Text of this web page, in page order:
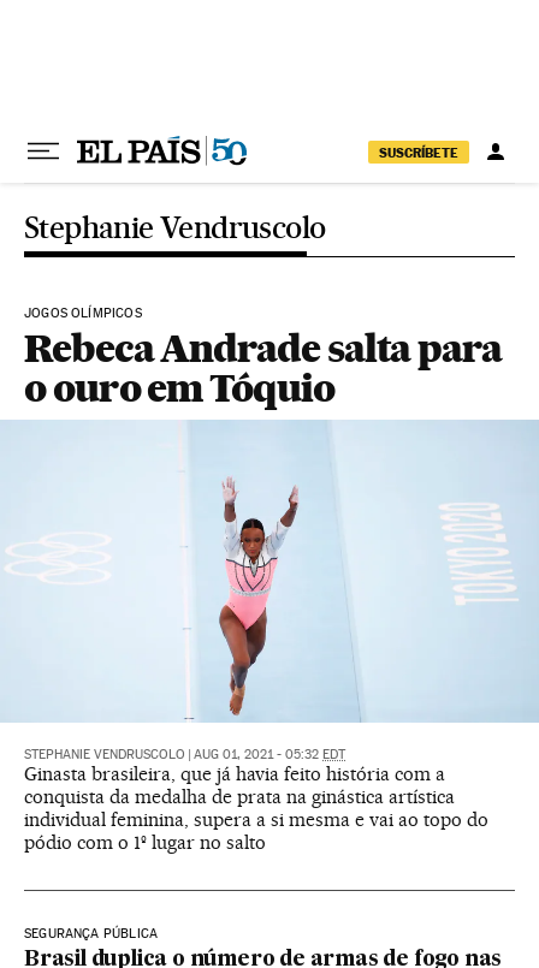
SUSCRÍBETE
Stephanie Vendruscolo
JOGOS OLÍMPICOS
Rebeca Andrade salta para
o ouro em Tóquio
STEPHANIE VENDRUSCOLO AUG 01, 2021 - 05:32 EDT
Ginasta brasileira, que já havia feito história com a
conquista da medalha de prata na ginástica artística
individual feminina, supera a si mesma e vai ao topo do
pódio com o 1º lugar no salto
SEGURANÇA PÚBLICA
Brasil duplica o número de armas de fogo nas